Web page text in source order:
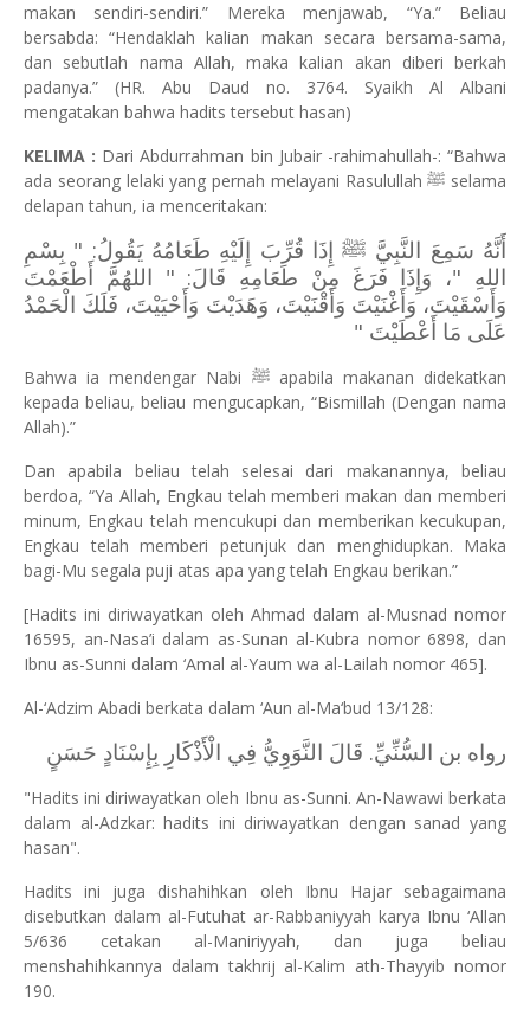
makan sendiri-sendiri.” Mereka menjawab, “Ya.” Beliau
bersabda: “Hendaklah kalian makan secara bersama-sama,
dan sebutlah nama Allah, maka kalian akan diberi berkah
padanya.” (HR. Abu Daud no. 3764. Syaikh Al Albani
mengatakan bahwa hadits tersebut hasan)
KELIMA : Dari Abdurrahman bin Jubair -rahimahullah-: “Bahwa
ada seorang lelaki yang pernah melayani Rasulullahﷺ selama
delapan tahun, ia menceritakan:
أَنَّهُ سَمِعَ النَّبِيَّ ﷺ إِذَا قُرِّبَ إِلَيْهِ طَعَامُهُ يَقُولُ: " بِسْمِ
اللهِ "، وَإِذَا فَرَغَ مِنْ طَعَامِهِ قَالَ: " اللهُمَّ أَطْعَمْتَ
وَأَسْقَيْتَ، وَأَغْنَيْتَ وَأَقْنَيْتَ، وَهَدَيْتَ وَأَحْيَيْتَ، فَلَكَ الْحَمْدُ
عَلَى مَا أَعْطَيْتَ "
Bahwa ia mendengar Nabi ﷺapabila makanan didekatkan
kepada beliau, beliau mengucapkan, “Bismillah (Dengan nama
Allah).”
Dan apabila beliau telah selesai dari makanannya, beliau
berdoa, “Ya Allah, Engkau telah memberi makan dan memberi
minum, Engkau telah mencukupi dan memberikan kecukupan,
Engkau telah memberi petunjuk dan menghidupkan. Maka
bagi-Mu segala puji atas apa yang telah Engkau berikan.”
[Hadits ini diriwayatkan oleh Ahmad dalam al-Musnad nomor
16595, an-Nasa’i dalam as-Sunan al-Kubra nomor 6898, dan
Ibnu as-Sunni dalam ‘Amal al-Yaum wa al-Lailah nomor 465].
Al-‘Adzim Abadi berkata dalam ‘Aun al-Ma‘bud 13/128:
رواه بن السُّنِّيِّ. قَالَ النَّوَوِيُّ فِي الْأَذْكَارِ بِإِسْنَادٍ حَسَنٍ
"Hadits ini diriwayatkan oleh Ibnu as-Sunni. An-Nawawi berkata
dalam al-Adzkar: hadits ini diriwayatkan dengan sanad yang
hasan".
Hadits ini juga dishahihkan oleh Ibnu Hajar sebagaimana
disebutkan dalam al-Futuhat ar-Rabbaniyyah karya Ibnu ‘Allan
5/636 cetakan al-Maniriyyah, dan juga beliau
menshahihkannya dalam takhrij al-Kalim ath-Thayyib nomor
190.